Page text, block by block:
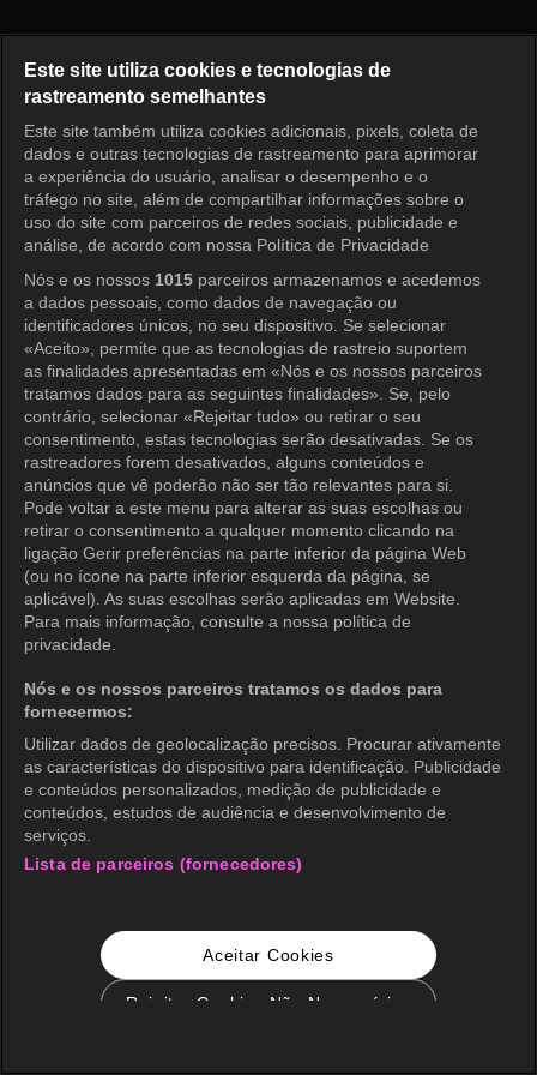
Entrar
Este site utiliza cookies e tecnologias de
rastreamento semelhantes
Este site também utiliza cookies adicionais, pixels, coleta de
dados e outras tecnologias de rastreamento para aprimorar
a experiência do usuário, analisar o desempenho e o
tráfego no site, além de compartilhar informações sobre o
uso do site com parceiros de redes sociais, publicidade e
análise, de acordo com nossa Política de Privacidade
Nós e os nossos 1015 parceiros armazenamos e acedemos
a dados pessoais, como dados de navegação ou
identificadores únicos, no seu dispositivo. Se selecionar
«Aceito», permite que as tecnologias de rastreio suportem
as finalidades apresentadas em «Nós e os nossos parceiros
tratamos dados para as seguintes finalidades». Se, pelo
contrário, selecionar «Rejeitar tudo» ou retirar o seu
consentimento, estas tecnologias serão desativadas. Se os
rastreadores forem desativados, alguns conteúdos e
anúncios que vê poderão não ser tão relevantes para si.
Pode voltar a este menu para alterar as suas escolhas ou
retirar o consentimento a qualquer momento clicando na
ligação Gerir preferências na parte inferior da página Web
(ou no ícone na parte inferior esquerda da página, se
aplicável). As suas escolhas serão aplicadas em Website.
Para mais informação, consulte a nossa política de
privacidade.
Nós e os nossos parceiros tratamos os dados para
fornecermos:
Utilizar dados de geolocalização precisos. Procurar ativamente
as características do dispositivo para identificação. Publicidade
e conteúdos personalizados, medição de publicidade e
conteúdos, estudos de audiência e desenvolvimento de
serviços.
Lista de parceiros (fornecedores)
Aceitar Cookies
Rejeitar Cookies Não Necessários